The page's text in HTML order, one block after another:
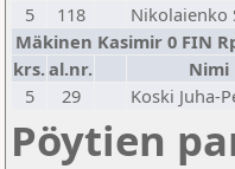
5
118 Nikolaienko
Mäkinen Kasimir 0 FIN
krs.al.nr. Nimi
5
29 Koski Juha-
Pöytien